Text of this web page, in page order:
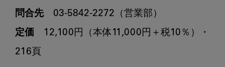
問合先
定価 12,100円（本体11,000円＋税10％）・
216頁